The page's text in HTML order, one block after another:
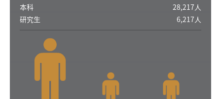
本科
28,217人
研究生
6,217人